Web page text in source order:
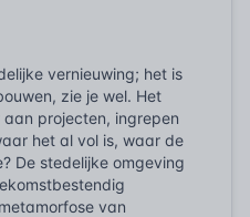
vernieuwing; het is
zie je wel. Het
projecten, ingrepen
het al vol is, waar de
De stedelijke omgeving
van